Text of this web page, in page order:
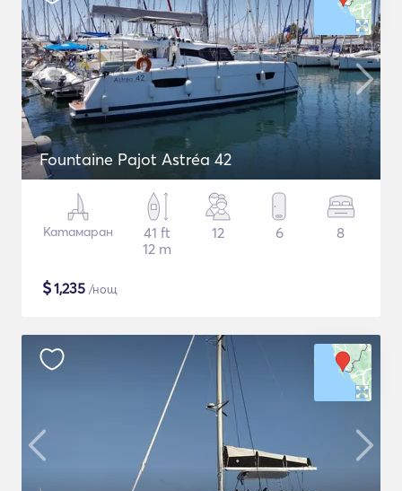
Fountaine Pajot Astréa 42
Катамаран
41 ft
12 m
12 6 8
$1,235 /нощ